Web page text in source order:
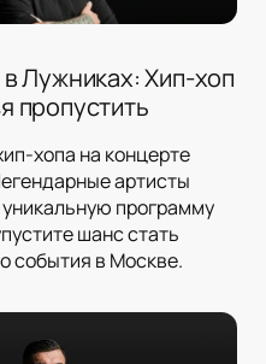
Лужниках: Хип-хоп
пропустить
хопа на концерте
артисты
программу
шанс стать
события в Москве.